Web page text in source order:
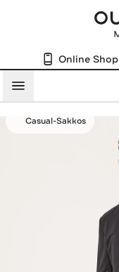
Online Shop
Menü
Casual-Sakkos